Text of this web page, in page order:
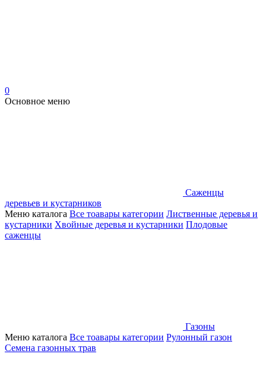
0
Основное меню
Саженцы
деревьев и кустарников
Меню каталога Все тоавары категории Лиственные деревья и
кустарники Хвойные деревья и кустарники Плодовые
саженцы
Газоны
Меню каталога Все тоавары категории Рулонный газон
Семена газонных трав